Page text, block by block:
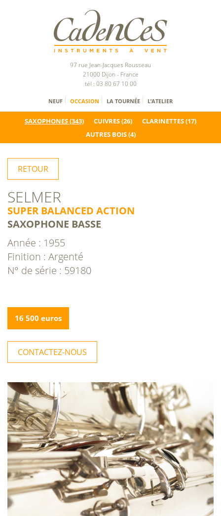
97 rue Jean-Jacques Rousseau
21000 Dijon - France
tél : 03 80 67 10 00
NEUF OCCASION LA TOURNÉE L’ATELIER
SAXOPHONES(343) CUIVRES(26) CLARINETTES(17)
AUTRES BOIS(4)
RETOUR
SELMER
SUPER BALANCED ACTION
SAXOPHONE BASSE
Année : 1955
Finition : Argenté
N° de série : 59180
16 500 euros
CONTACTEZ-NOUS